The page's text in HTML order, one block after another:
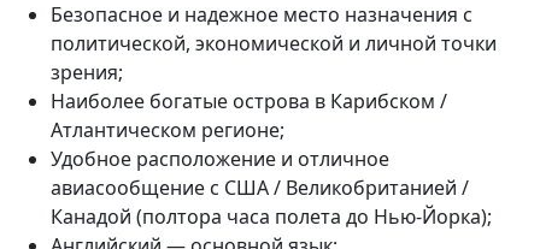
Безопасное и надежное место назначения с
политической, экономической и личной точки
зрения;
Наиболее богатые острова в Карибском /
Атлантическом регионе;
Удобное расположение и отличное
авиасообщение с США / Великобританией /
Канадой (полтора часа полета до Нью-Йорка);